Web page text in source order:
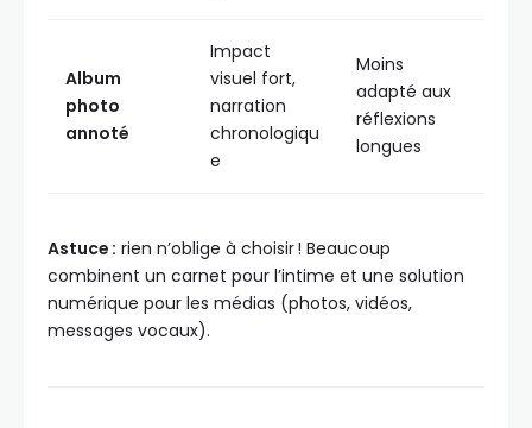
Album
photo
annoté
Impact
visuel fort,
narration
chronologiqu
e
Moins
adapté aux
réflexions
longues
Astuce : rien n’oblige à choisir ! Beaucoup
combinent un carnet pour l’intime et une solution
numérique pour les médias (photos, vidéos,
messages vocaux).